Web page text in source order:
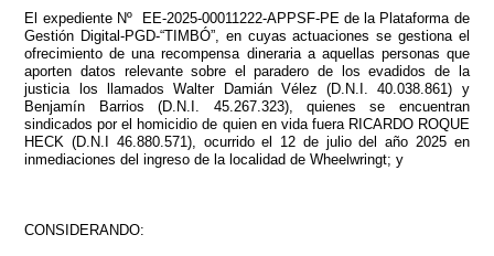
El expediente Nº EE-2025-00011222-APPSF-PE de la Plataforma de
Gestión Digital-PGD-“TIMBÓ”, en cuyas actuaciones se gestiona el
ofrecimiento de una recompensa dineraria a aquellas personas que
aporten datos relevante sobre el paradero de los evadidos de la
justicia los llamados Walter Damián Vélez (D.N.I. 40.038.861) y
Benjamín Barrios (D.N.I. 45.267.323), quienes se encuentran
sindicados por el homicidio de quien en vida fuera RICARDO ROQUE
HECK (D.N.I 46.880.571), ocurrido el 12 de julio del año 2025 en
inmediaciones del ingreso de la localidad de Wheelwringt; y
CONSIDERANDO: